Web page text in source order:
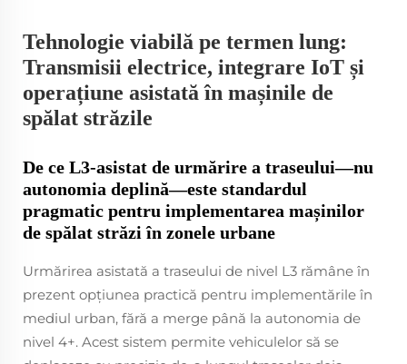
Tehnologie viabilă pe termen lung:
Transmisii electrice, integrare IoT și
operațiune asistată în mașinile de
spălat străzile
De ce L3-asistat de urmărire a traseului—nu
autonomia deplină—este standardul
pragmatic pentru implementarea mașinilor
de spălat străzi în zonele urbane
Urmărirea asistată a traseului de nivel L3 rămâne în
prezent opțiunea practică pentru implementările în
mediul urban, fără a merge până la autonomia de
nivel 4+. Acest sistem permite vehiculelor să se